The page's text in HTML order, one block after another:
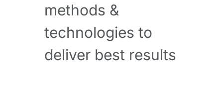
methods &
technologies to
deliver best results